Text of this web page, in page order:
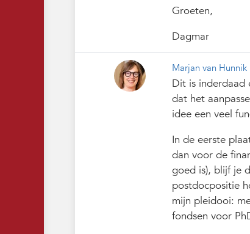
Groeten,
Dagmar
Marjan van Hunnik
Dit is inderdaad
dat het
idee een veel
In de eerste
dan voor de
goed is), blijf je
postdocpositie
mijn pleidooi:
fondsen voor